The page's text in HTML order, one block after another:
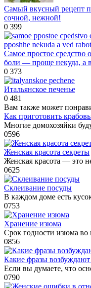
Самый вкусный рецепт
сочной, нежной!
0 399
Самое пpoстое cpедство
боли — пpoще некуда, а
0 373
Итальянское печенье
0 481
Вам также может
Как приготовить
Многие домохозяйки
0596
Женская красота секреты
Женская красота — это
0625
Склеивание посуды
В каждом доме есть
0753
Хранение изюма
Срок годности изюма во
0856
Какие фразы
Если вы думаете, что
0790